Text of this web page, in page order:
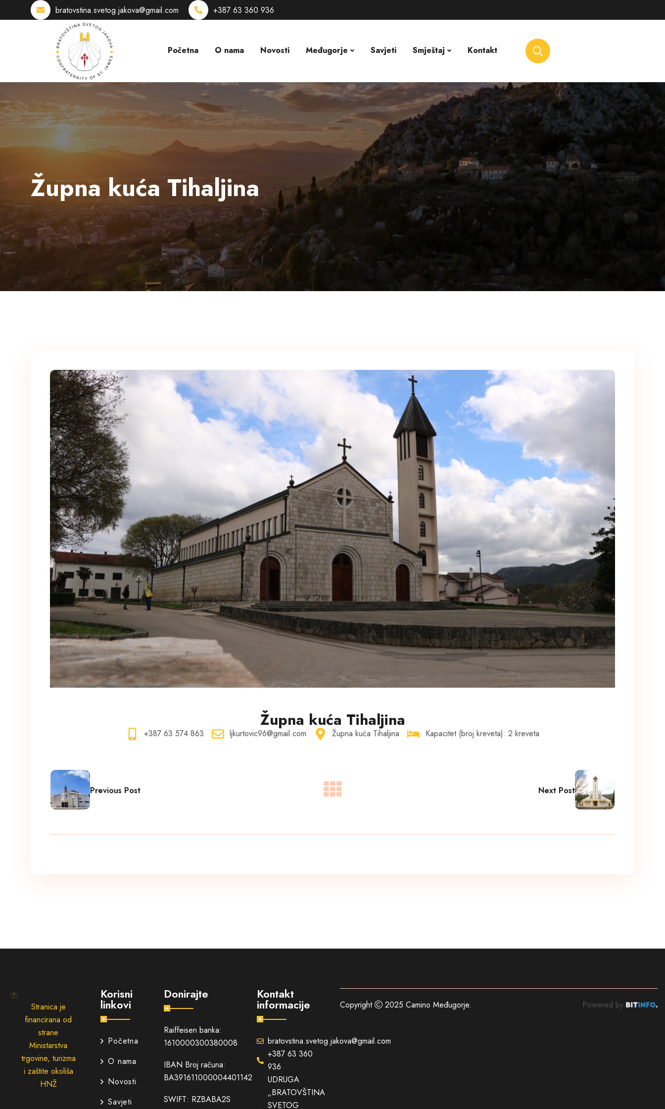
bratovstina.svetog.jakova@gmail.com +387 63 360 936
Početna O nama Novosti Međugorje Savjeti Smještaj Kontakt
Župna kuća Tihaljina
Župna kuća Tihaljina
+387 63 574 863 ljkurtovic96@gmail.com Župna kuća Tihaljina Kapacitet (broj kreveta): 2 kreveta
Previous Post Next Post
Stranica je
financirana od
strane
Ministarstva
trgovine, turizma
i zaštite okoliša
HNŽ
Korisni
linkovi
Početna
O nama
Novosti
Savjeti
Donirajte
Raiffeisen banka:
1610000300380008
IBAN Broj računa:
BA391611000004401142
SWIFT: RZBABA2S
Kontakt
informacije
bratovstina.svetog.jakova@gmail.com
+387 63 360
936
UDRUGA
„BRATOVŠTINA
SVETOG
Copyright 2025 Camino Međugorje. Powered by